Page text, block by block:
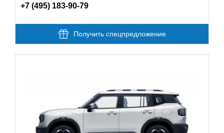
+7 (495) 183-90-79
Получить спецпредложение